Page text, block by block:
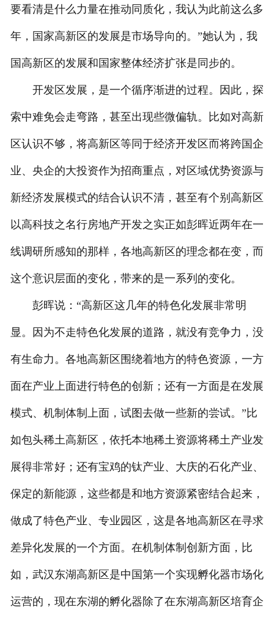
要看清是什么力量在推动同质化，我认为此前这么多
年，国家高新区的发展是市场导向的。”她认为，我
国高新区的发展和国家整体经济扩张是同步的。
开发区发展，是一个循序渐进的过程。因此，探
索中难免会走弯路，甚至出现些微偏轨。比如对高新
区认识不够，将高新区等同于经济开发区而将跨国企
业、央企的大投资作为招商重点，对区域优势资源与
新经济发展模式的结合认识不清，甚至有个别高新区
以高科技之名行房地产开发之实正如彭晖近两年在一
线调研所感知的那样，各地高新区的理念都在变，而
这个意识层面的变化，带来的是一系列的变化。
彭晖说：“高新区这几年的特色化发展非常明
显。因为不走特色化发展的道路，就没有竞争力，没
有生命力。各地高新区围绕着地方的特色资源，一方
面在产业上面进行特色的创新；还有一方面是在发展
模式、机制体制上面，试图去做一些新的尝试。”比
如包头稀土高新区，依托本地稀土资源将稀土产业发
展得非常好；还有宝鸡的钛产业、大庆的石化产业、
保定的新能源，这些都是和地方资源紧密结合起来，
做成了特色产业、专业园区，这是各地高新区在寻求
差异化发展的一个方面。在机制体制创新方面，比
如，武汉东湖高新区是中国第一个实现孵化器市场化
运营的，现在东湖的孵化器除了在东湖高新区培育企